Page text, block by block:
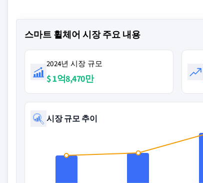
스마트 휠체어 시장 주요 내용
2024년 시장 규모
$ 1억8,470만
시장 규모 추이